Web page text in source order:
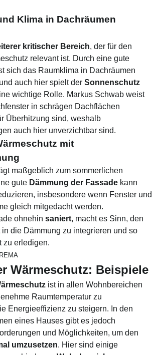
Klima in Dachräumen
kritischer Bereich, der für den
relevant ist. Durch eine gute
sich das Raumklima in Dachräumen
auch hier spielt der Sonnenschutz
wichtige Rolle. Markus Schwab weist
in schrägen Dachflächen
Überhitzung sind, weshalb
auch hier unverzichtbar sind.
mit
maßgeblich zum sommerlichen
gute Dämmung der Fassade kann
insbesondere wenn Fenster und
gleich mitgedacht werden.
ohnehin saniert, macht es Sinn, den
die Dämmung zu integrieren und so
zu erledigen.
Wärmeschutz: Beispiele
ist in allen Wohnbereichen
Raumtemperatur zu
Energieeffizienz zu steigern. In den
eines Hauses gibt es jedoch
und Möglichkeiten, um den
umzusetzen. Hier sind einige